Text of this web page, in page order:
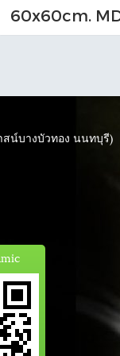
สน์บางบัวทอง นนทบุรี)